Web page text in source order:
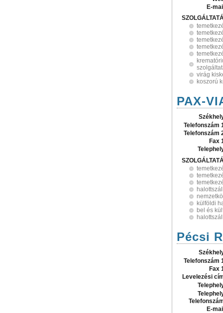
E-
virág
koszorú
PAX-
Telefonszám
Telefonszám
Fax
külföldi
bel és
Pécsi
Telefonszám
Fax
Levelezési
E-